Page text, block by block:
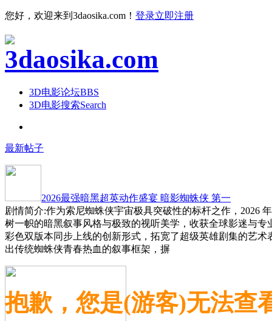
您好，欢迎来到3daosika.com！ 登录立即注册
3D电影论坛BBS
3D电影搜索Search
最新帖子
2026最强暗黑超英动作盛宴 暗影蜘蛛侠 第一
剧情简介:作为索尼蜘蛛侠宇宙极具突破性的标杆之作，2026
树一帜的暗黑叙事风格与极致的视听美学，收获全球影迷与
彩色双版本同步上线的创新形式，拓宽了超级英雄剧集的艺
出传统蜘蛛侠青春热血的叙事框架，摒
抱歉，您是(游客)无法查